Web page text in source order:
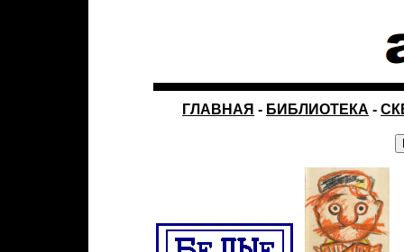
ГЛАВНАЯ - БИБЛИОТЕКА -